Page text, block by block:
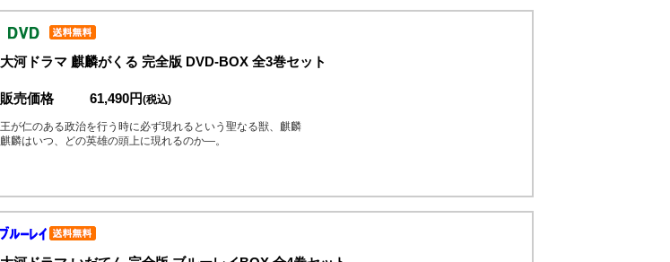
大河ドラマ 麒麟がくる 完全版 DVD-BOX 全3巻セット
販売価格 61,490円(税込)
王が仁のある政治を行う時に必ず現れるという聖なる獣、麒麟
麒麟はいつ、どの英雄の頭上に現れるのか―。